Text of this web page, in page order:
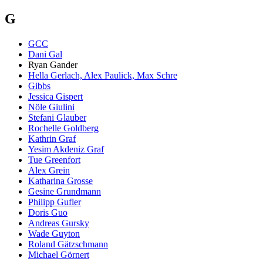
G
GCC
Dani Gal
Ryan Gander
Hella Gerlach, Alex Paulick, Max Schre
Gibbs
Jessica Gispert
Nöle Giulini
Stefani Glauber
Rochelle Goldberg
Kathrin Graf
Yesim Akdeniz Graf
Tue Greenfort
Alex Grein
Katharina Grosse
Gesine Grundmann
Philipp Gufler
Doris Guo
Andreas Gursky
Wade Guyton
Roland Gätzschmann
Michael Görnert